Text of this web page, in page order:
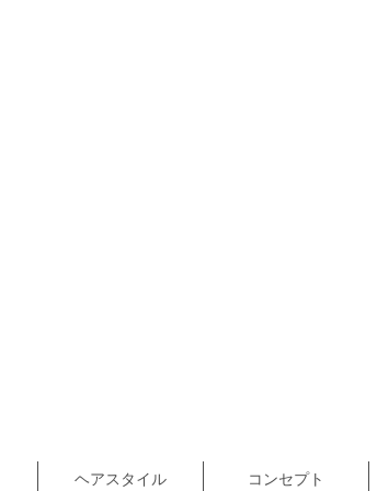
ヘアスタイル コンセプト